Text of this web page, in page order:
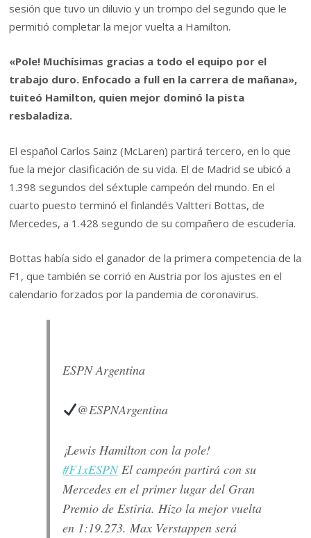
sesión que tuvo un diluvio y un trompo del segundo que le
permitió completar la mejor vuelta a Hamilton.
«Pole! Muchísimas gracias a todo el equipo por el
trabajo duro. Enfocado a full en la carrera de mañana»,
tuiteó Hamilton, quien mejor dominó la pista
resbaladiza.
El español Carlos Sainz (McLaren) partirá tercero, en lo que
fue la mejor clasificación de su vida. El de Madrid se ubicó a
1.398 segundos del séxtuple campeón del mundo. En el
cuarto puesto terminó el finlandés Valtteri Bottas, de
Mercedes, a 1.428 segundo de su compañero de escudería.
Bottas había sido el ganador de la primera competencia de la
F1, que también se corrió en Austria por los ajustes en el
calendario forzados por la pandemia de coronavirus.
ESPN Argentina
@ESPNArgentina
¡Lewis Hamilton con la pole!
#F1xESPNEl campeón partirá con su
Mercedes en el primer lugar del Gran
Premio de Estiria. Hizo la mejor vuelta
en 1:19.273. Max Verstappen será